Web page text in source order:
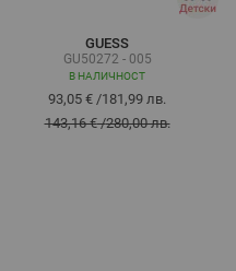
GUESS
GU50272 - 005
В НАЛИЧНОСТ
93,05 € /181,99 лв.
143,16 €/280,00 лв.